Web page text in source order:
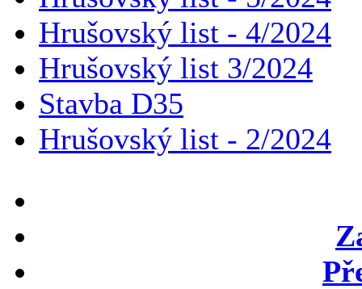
Hrušovský list - 4/2024
Hrušovský list 3/2024
Stavba D35
Hrušovský list - 2/2024